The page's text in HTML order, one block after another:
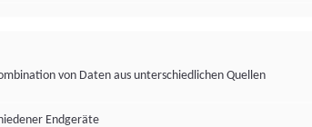
von Daten aus unterschiedlichen Quellen
Endgeräte